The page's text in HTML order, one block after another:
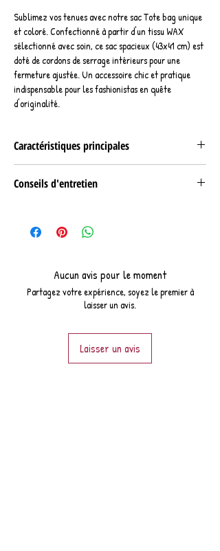
Sublimez vos tenues avec notre sac Tote bag unique
et coloré. Confectionné à partir d'un tissu WAX
sélectionné avec soin, ce sac spacieux (43x41 cm) est
doté de cordons de serrage intérieurs pour une
fermeture ajustée. Un accessoire chic et pratique
indispensable pour les fashionistas en quête
d'originalité.
Caractéristiques principales
Tissu WAX 100% coton
Dimensions :
Conseils d'entretien
Aucun avis pour le moment
Partagez votre expérience, soyez le premier à
laisser un avis.
Laisser un avis